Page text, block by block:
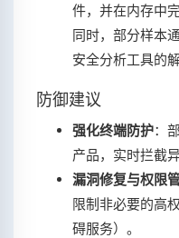
件，并在内存中
同时，部分样本
安全分析工具的
防御建议
强化终端防护：
产品，实时拦截
漏洞修复与权限
限制非必要的高
碍服务）‌。